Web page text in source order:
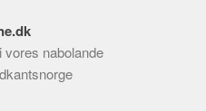
vores nabolande